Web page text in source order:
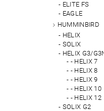
ELITE FS
EAGLE
HUMMINBIRD
HELIX
SOLIX
HELIX G3/
- HELIX 7
- HELIX 8
- HELIX 9
- HELIX 10
- HELIX 12
SOLIX G2